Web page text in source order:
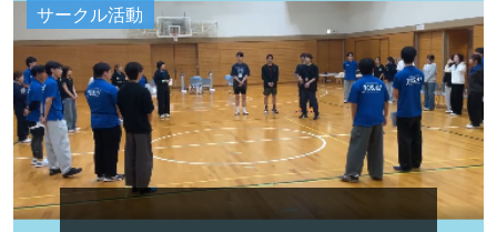
サークル活動